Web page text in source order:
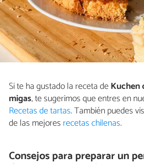
Si te ha gustado la receta deKuchen
migas, te sugerimos que entres en
Recetas de tartas. También puedes
de las mejores recetas chilenas.
Consejos para preparar un